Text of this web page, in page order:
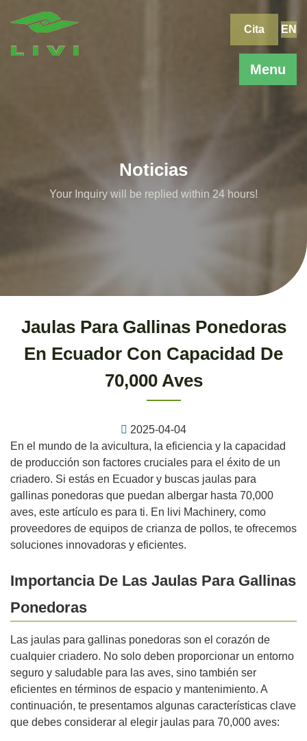
Menu
Cita EN
Noticias
Your Inquiry will be replied within 24 hours!
Jaulas Para Gallinas Ponedoras
En Ecuador Con Capacidad De
70,000 Aves
2025-04-04
En el mundo de la avicultura, la eficiencia y la capacidad
de producción son factores cruciales para el éxito de un
criadero. Si estás en Ecuador y buscas jaulas para
gallinas ponedoras que puedan albergar hasta 70,000
aves, este artículo es para ti. En livi Machinery, como
proveedores de equipos de crianza de pollos, te ofrecemos
soluciones innovadoras y eficientes.
Importancia De Las Jaulas Para Gallinas
Ponedoras
Las jaulas para gallinas ponedoras son el corazón de
cualquier criadero. No solo deben proporcionar un entorno
seguro y saludable para las aves, sino también ser
eficientes en términos de espacio y mantenimiento. A
continuación, te presentamos algunas características clave
que debes considerar al elegir jaulas para 70,000 aves: